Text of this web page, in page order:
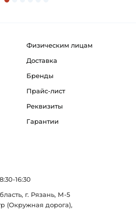
Физическим лицам
Доставка
Бренды
Прайс-лист
Реквизиты
Гарантии
16:30
г. Рязань, М-5
(Окружная дорога),